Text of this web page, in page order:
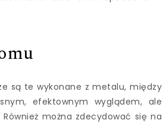
są te wykonane z metalu, między
efektownym wyglądem, ale
można zdecydować się na